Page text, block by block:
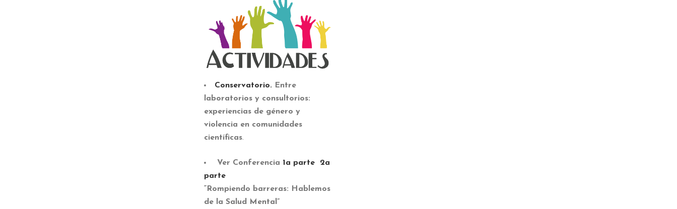
Conservatorio. Entre
laboratorios y consultorios:
experiencias de género y
violencia en comunidades
científicas.
Ver Conferencia 1a parte
2a
parte
“Rompiendo barreras: Hablemos
de la Salud Mental”